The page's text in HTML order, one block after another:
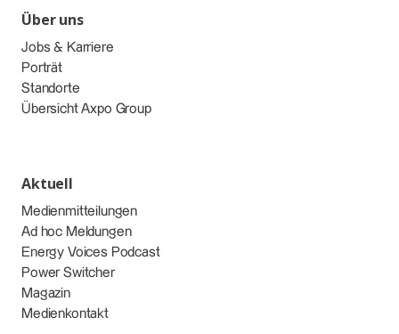
Über uns
Jobs & Karriere
Porträt
Standorte
Übersicht Axpo Group
Aktuell
Medienmitteilungen
Ad hoc Meldungen
Energy Voices Podcast
Power Switcher
Magazin
Medienkontakt